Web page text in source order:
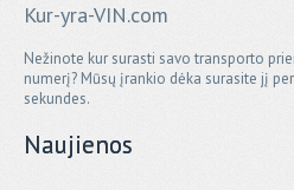
Kur-yra-VIN.com
Nežinote kur surasti savo transporto
numerį? Mūsų įrankio dėka surasite jį
sekundes.
Naujienos